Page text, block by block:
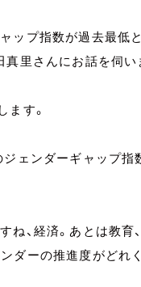
ップ指数が過去最低
里さんにお話を伺い
ます。
ジェンダーギャップ
、経済。あとは教育
ダーの推進度がど